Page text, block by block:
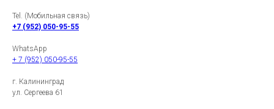
Tel. (Мобильная связь)
+7 (952) 050-95-55
WhatsApp
+ 7 (952) 050-95-55
г. Калининград
ул. Сергеева 61